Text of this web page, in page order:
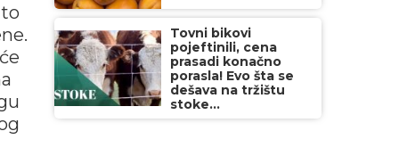
Tovni bikovi
pojeftinili, cena
prasadi konačno
porasla! Evo šta se
dešava na tržištu
stoke...